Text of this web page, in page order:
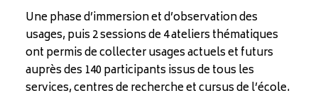
Une phase d’immersion et d’observation des
usages, puis 2 sessions de 4 ateliers thématiques
ont permis de collecter usages actuels et futurs
auprès des 140 participants issus de tous les
services, centres de recherche et cursus de l’école.